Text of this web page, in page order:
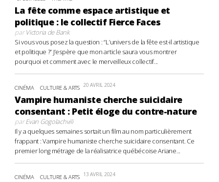
La fête comme espace artistique et
politique : le collectif Fierce Faces
parVictoria de Bank
Si vous vous posez la question : “L’univers de la fête est-il artistique
et politique ?” J’espère que mon article saura vous montrer
pourquoi et comment avec le merveilleux collectif...
CINÉMA CULTURE & ARTS 20 AVRIL 2024
Vampire humaniste cherche suicidaire
consentant : Petit éloge du contre-nature
parEvan Gogolachvili
Il y a quelques semaines sortait un film au nom particulièrement
frappant : Vampire humaniste cherche suicidaire consentant. Ce
premier long métrage de la réalisatrice québécoise Ariane...
CINÉMA CULTURE & ARTS 13 AVRIL 2024